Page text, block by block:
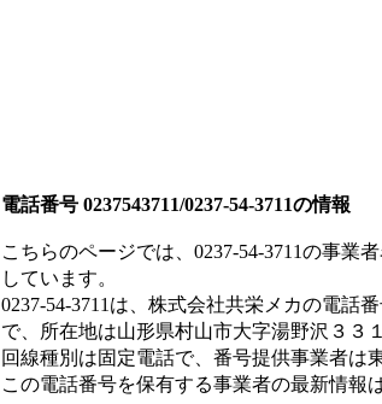
電話番号 0237543711/0237-54-3711の情報
こちらのページでは、 0237-54-3711の事業
しています。
0237-54-3711 は、 株式会社共栄メカの電話番
で、所在地は山形県村山市大字湯野沢３３
回線種別は固定電話で、番号提供事業者は
この電話番号を保有する事業者の最新情報